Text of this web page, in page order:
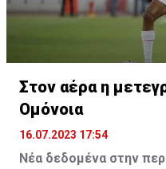
Στον αέρα η
Ομόνοια
16.07.2023 17:54
Νέα δεδομένα στην